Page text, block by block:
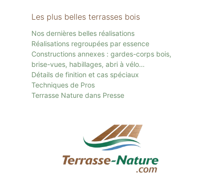
Les plus belles terrasses bois
Nos dernières belles réalisations
Réalisations regroupées par essence
Constructions annexes : gardes-corps bois,
brise-vues, habillages, abri à vélo…
Détails de finition et cas spéciaux
Techniques de Pros
Terrasse Nature dans Presse